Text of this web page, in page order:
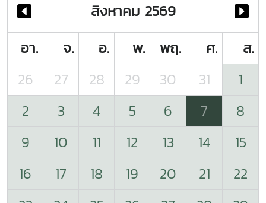
สิงหาคม 2569
อา.
จ. อ. พ. พฤ. ศ.
ส.
26
27 28 29 30 31
1
2
3 4 5 6 7
8
9
10 11 12 13 14
15
16
17 18 19 20 21
22